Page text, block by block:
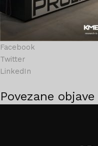
Facebook
Twitter
LinkedIn
Povezane objave